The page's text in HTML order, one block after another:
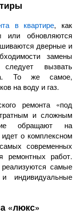
в квартире, как
или обновляются
дверные и
замены
вызвать
То же самое,
на воду и газ.
ремонта «под
и сложным
обращают на
о комплексном
современных
ремонтных работ.
самые
индивидуальные
«люкс»